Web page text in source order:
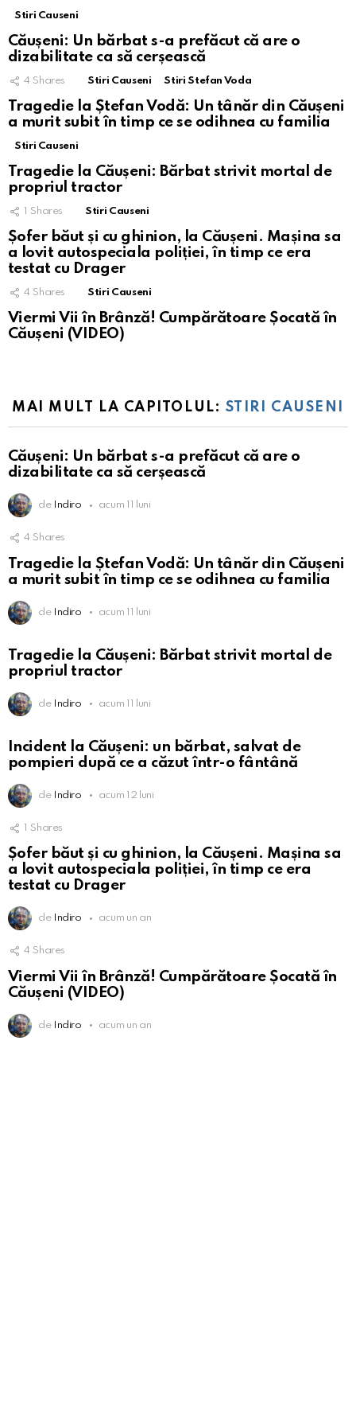
Stiri Causeni
Căușeni: Un bărbat s-a prefăcut că are o
dizabilitate ca să cerșească
4 Shares Stiri Causeni Stiri Stefan Voda
Tragedie la Ștefan Vodă: Un tânăr din Căușeni
a murit subit în timp ce se odihnea cu familia
Stiri Causeni
Tragedie la Căușeni: Bărbat strivit mortal de
propriul tractor
1 Shares Stiri Causeni
Șofer băut și cu ghinion, la Căușeni. Mașina sa
a lovit autospeciala poliției, în timp ce era
testat cu Drager
4 Shares Stiri Causeni
Viermi Vii în Brânză! Cumpărătoare Șocată în
Căușeni (VIDEO)
MAI MULT LA CAPITOLUL: STIRI CAUSENI
Căușeni: Un bărbat s-a prefăcut că are o
dizabilitate ca să cerșească
de Indiro acum 11 luni
4 Shares
Tragedie la Ștefan Vodă: Un tânăr din Căușeni
a murit subit în timp ce se odihnea cu familia
de Indiro acum 11 luni
Tragedie la Căușeni: Bărbat strivit mortal de
propriul tractor
de Indiro acum 11 luni
Incident la Căușeni: un bărbat, salvat de
pompieri după ce a căzut într-o fântână
de Indiro acum 12 luni
1 Shares
Șofer băut și cu ghinion, la Căușeni. Mașina sa
a lovit autospeciala poliției, în timp ce era
testat cu Drager
de Indiro acum un an
4 Shares
Viermi Vii în Brânză! Cumpărătoare Șocată în
Căușeni (VIDEO)
de Indiro acum un an